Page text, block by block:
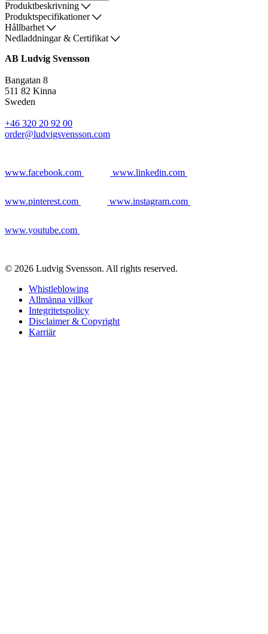
Produktbeskrivning
Produktspecifikationer
Hållbarhet
Nedladdningar & Certifikat
AB Ludvig Svensson
Bangatan 8
511 82 Kinna
Sweden
+46 320 20 92 00
order@ludvigsvensson.com
www.facebook.com www.linkedin.com
www.pinterest.com www.instagram.com
www.youtube.com
© 2026 Ludvig Svensson. All rights reserved.
Whistleblowing
Allmänna villkor
Integritetspolicy
Disclaimer & Copyright
Karriär